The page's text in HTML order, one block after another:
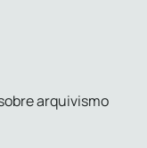
arquivismo